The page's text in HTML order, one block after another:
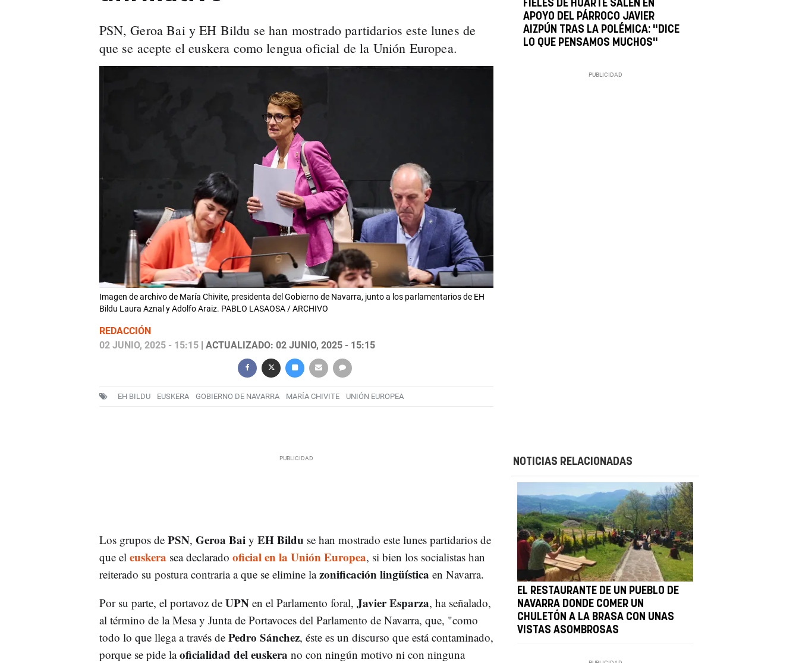
PSN, Geroa Bai y EH Bildu se han mostrado partidarios este lunes de
que se acepte el euskera como lengua oficial de la Unión Europea.
Imagen de archivo de María Chivite, presidenta del Gobierno de Navarra, junto a los parlamentarios de EH
Bildu Laura Aznal y Adolfo Araiz. PABLO LASAOSA / ARCHIVO
REDACCIÓN
02 JUNIO, 2025 - 15:15| ACTUALIZADO: 02 JUNIO, 2025 - 15:15
EH BILDU EUSKERA GOBIERNO DE NAVARRA MARÍA CHIVITE UNIÓN EUROPEA
FIELES DE HUARTE SALEN EN
APOYO DEL PÁRROCO JAVIER
AIZPÚN TRAS LA POLÉMICA: "DICE
LO QUE PENSAMOS MUCHOS"
Los grupos de PSN, Geroa Bai y EH Bildu se han mostrado este lunes partidarios de
que el euskera sea declarado oficial en la Unión Europea, si bien los socialistas han
reiterado su postura contraria a que se elimine lazonificación lingüística en Navarra.
Por su parte, el portavoz de UPNen el Parlamento foral, Javier Esparza, ha señalado,
al término de la Mesa y Junta de Portavoces del Parlamento de Navarra, que, "como
todo lo que llega a través de Pedro Sánchez, éste es un discurso que está contaminado,
porque se pide laoficialidad del euskera no con ningún motivo ni con ninguna
NOTICIAS RELACIONADAS
EL RESTAURANTE DE UN PUEBLO DE
NAVARRA DONDE COMER UN
CHULETÓN A LA BRASA CON UNAS
VISTAS ASOMBROSAS